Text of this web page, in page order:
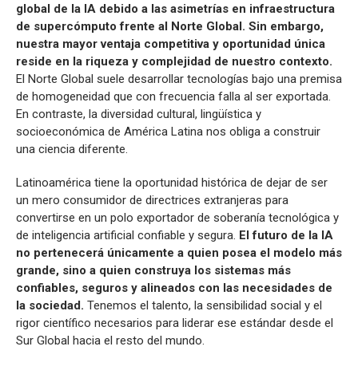
global de la IA debido a las asimetrías en infraestructura
de supercómputo frente al Norte Global. Sin embargo,
nuestra mayor ventaja competitiva y oportunidad única
reside en la riqueza y complejidad de nuestro contexto.
El Norte Global suele desarrollar tecnologías bajo una premisa
de homogeneidad que con frecuencia falla al ser exportada.
En contraste, la diversidad cultural, lingüística y
socioeconómica de América Latina nos obliga a construir
una ciencia diferente.
Latinoamérica tiene la oportunidad histórica de dejar de ser
un mero consumidor de directrices extranjeras para
convertirse en un polo exportador de soberanía tecnológica y
de inteligencia artificial confiable y segura. El futuro de la IA
no pertenecerá únicamente a quien posea el modelo más
grande, sino a quien construya los sistemas más
confiables, seguros y alineados con las necesidades de
la sociedad. Tenemos el talento, la sensibilidad social y el
rigor científico necesarios para liderar ese estándar desde el
Sur Global hacia el resto del mundo.